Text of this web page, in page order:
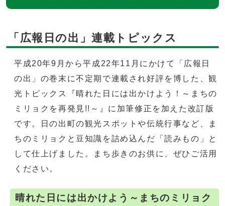
「広報日の出」連載トピックス
平成20年9月から平成22年11月にかけて「広報日
の出」の巻末に不定期で連載され好評を博した、観
光トピックス『晴れた日には出かけよう！～まちの
ミリョクを再発見!!～』に加筆修正を加えた改訂版
です。日の出町の観光スポットや伝統行事など、ま
ちのミリョクと豆知識を詰め込んだ「読みもの」と
して仕上げました。まち歩きのお供に、ぜひご活用
ください。
晴れた日には出かけよう～まちのミリョク